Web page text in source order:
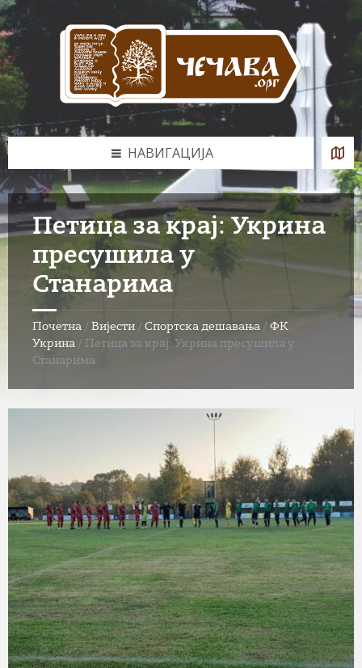
Skip
to
content
Skip
to
left
sidebar
Skip
to
footer
НАВИГАЦИЈА
Петица за крај: Укрина
пресушила у
Станарима
Почетна / Вијести / Спортска дешавања / ФК
Укрина / Петица за крај: Укрина пресушила у
Станарима